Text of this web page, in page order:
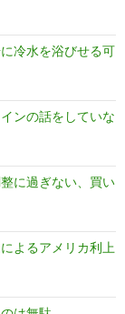
冷水を浴びせる可
ンの話をしていな
に過ぎない、買い
よるアメリカ利上